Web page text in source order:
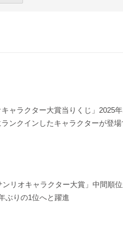
ャラクター大賞当りくじ」2025
ンクインしたキャラクターが登
ンリオキャラクター大賞」中間順
ぶりの1位へと躍進